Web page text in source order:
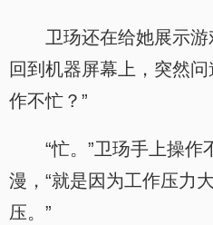
卫玚还在给她展示
回到机器屏幕上，突然
作不忙？”
“忙。”卫玚手上操
漫，“就是因为工作压力
压。”